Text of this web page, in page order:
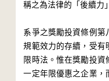
稱之為法律的「後續力
系爭之獎勵投資條例第
規範效力的存續，受有
限時法。惟在獎勵投
一定年限優惠之企業，